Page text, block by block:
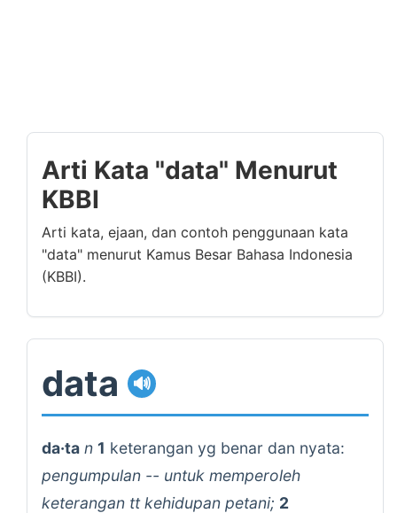
Arti Kata "data" Menurut
KBBI
Arti kata, ejaan, dan contoh penggunaan kata
"data" menurut Kamus Besar Bahasa Indonesia
(KBBI).
data 🔊
da·ta n 1 keterangan yg benar dan nyata:
pengumpulan -- untuk memperoleh
keterangan tt kehidupan petani; 2